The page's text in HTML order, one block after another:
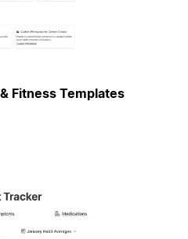
Fitness Templates